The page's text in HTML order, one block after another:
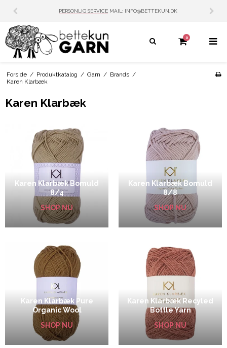
PERSONLIG SERVICE MAIL: INFO@BETTEKUN.DK
0
Forside / Produktkatalog / Garn / Brands /
Karen Klarbæk
Karen Klarbæk
Karen Klarbæk Bomuld
8/4
SHOP NU
Karen Klarbæk Bomuld
8/8
SHOP NU
Karen Klarbæk Pure
Organic Wool
SHOP NU
Karen Klarbæk Recyled
Bottle Yarn
SHOP NU